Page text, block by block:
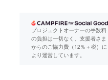
プロジェクトオーナーの手数料
の負担は一切なく、支援者さま
からのご協力費（12％＋税）に
より運営しています。